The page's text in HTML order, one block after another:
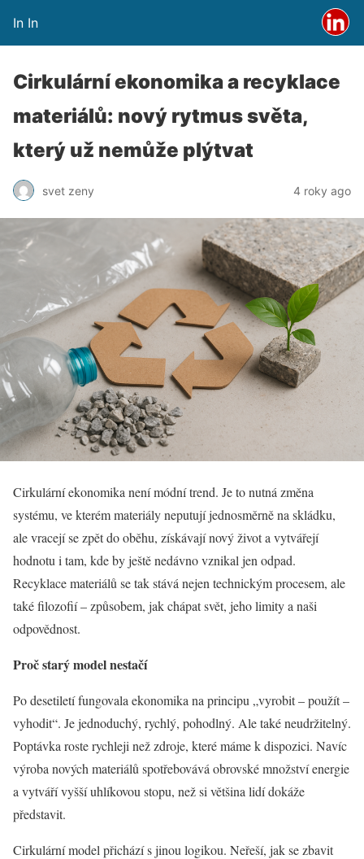
In In
Cirkulární ekonomika a recyklace
materiálů: nový rytmus světa,
který už nemůže plýtvat
svet zeny 4 roky ago
Cirkulární ekonomika není módní trend. Je to nutná změna
systému, ve kterém materiály neputují jednosměrně na skládku,
ale vracejí se zpět do oběhu, získávají nový život a vytvářejí
hodnotu i tam, kde by ještě nedávno vznikal jen odpad.
Recyklace materiálů se tak stává nejen technickým procesem, ale
také filozofií – způsobem, jak chápat svět, jeho limity a naši
odpovědnost.
Proč starý model nestačí
Po desetiletí fungovala ekonomika na principu „vyrobit – použít –
vyhodit“. Je jednoduchý, rychlý, pohodlný. Ale také neudržitelný.
Poptávka roste rychleji než zdroje, které máme k dispozici. Navíc
výroba nových materiálů spotřebovává obrovské množství energie
a vytváří vyšší uhlíkovou stopu, než si většina lidí dokáže
představit.
Cirkulární model přichází s jinou logikou. Neřeší, jak se zbavit